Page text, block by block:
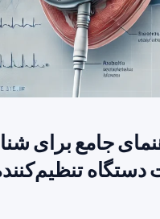
جامع برای